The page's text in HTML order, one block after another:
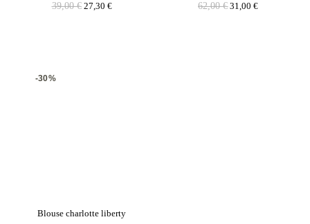
39,00€ 27,30 € 62,00€ 31,00€
-30%
Blouse charlotte liberty